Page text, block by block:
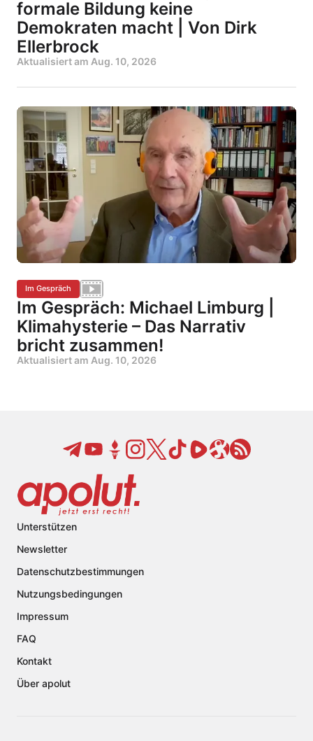
formale Bildung keine
Demokraten macht | Von Dirk
Ellerbrock
Aktualisiert am Aug. 10, 2026
Im Gespräch
Im Gespräch: Michael Limburg |
Klimahysterie – Das Narrativ
bricht zusammen!
Aktualisiert am Aug. 10, 2026
Unterstützen
Newsletter
Datenschutzbestimmungen
Nutzungsbedingungen
Impressum
FAQ
Kontakt
Über apolut